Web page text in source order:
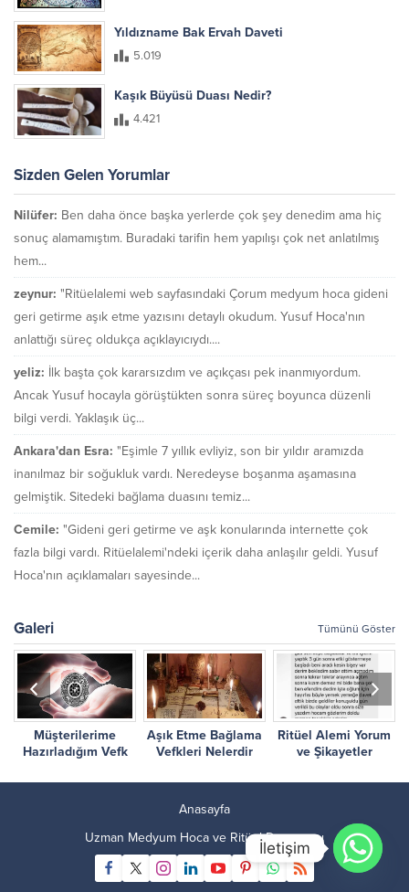
Yıldızname Bak Ervah Daveti
5.019
Kaşık Büyüsü Duası Nedir?
4.421
Sizden Gelen Yorumlar
Nilüfer: Ben daha önce başka yerlerde çok şey denedim ama hiç
sonuç alamamıştım. Buradaki tarifin hem yapılışı çok net anlatılmış
hem...
zeynur: "Ritüelalemi web sayfasındaki Çorum medyum hoca gideni
geri getirme aşık etme yazısını detaylı okudum. Yusuf Hoca'nın
anlattığı süreç oldukça açıklayıcıydı....
yeliz: İlk başta çok kararsızdım ve açıkçası pek inanmıyordum.
Ancak Yusuf hocayla görüştükten sonra süreç boyunca düzenli
bilgi verdi. Yaklaşık üç...
Ankara'dan Esra: "Eşimle 7 yıllık evliyiz, son bir yıldır aramızda
inanılmaz bir soğukluk vardı. Neredeyse boşanma aşamasına
gelmiştik. Sitedeki bağlama duasını temiz...
Cemile: "Gideni geri getirme ve aşk konularında internette çok
fazla bilgi vardı. Ritüelalemi'ndeki içerik daha anlaşılır geldi. Yusuf
Hoca'nın açıklamaları sayesinde...
Galeri Tümünü Göster
Müşterilerime
Hazırladığım Vefk
Aşık Etme Bağlama
Vefkleri Nelerdir
Ritüel Alemi Yorum
ve Şikayetler
Anasayfa
Uzman Medyum Hoca ve Ritüel Danışmanı
İletişim